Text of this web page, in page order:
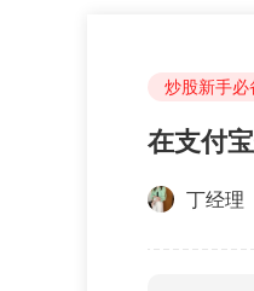
炒股新手必
在支付
丁经理